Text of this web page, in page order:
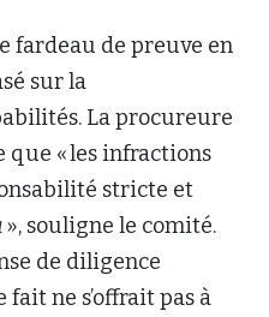
fardeau de preuve en
sur la
La procureure
que « les infractions
stricte et
», souligne le comité.
de diligence
ne s’offrait pas à